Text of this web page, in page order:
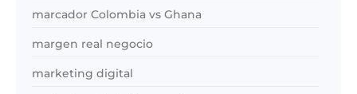
marcador Colombia vs Ghana
margen real negocio
marketing digital